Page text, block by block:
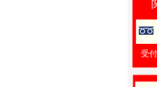
受